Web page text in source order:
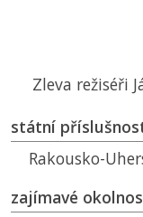
Zleva režiséři
státní
Rakousko-
zajímavé